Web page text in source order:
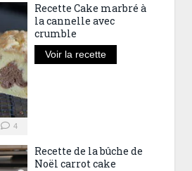
4
Recette Cake marbré à
la cannelle avec
crumble
Voir la recette
Recette de la bûche de
Noël carrot cake